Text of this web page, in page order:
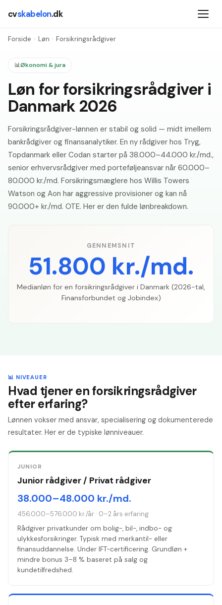
cvskabelon.dk
Forside › Løn › Forsikringsrådgiver
📊Økonomi & jura
Løn for forsikringsrådgiver i
Danmark 2026
Forsikringsrådgiver-lønnen er stabil og solid — midt imellem
bankrådgiver og finansanalytiker. En ny rådgiver hos Tryg,
Topdanmark eller Codan starter på 38.000–44.000 kr./md.,
senior erhvervsrådgiver med porteføljeansvar når 60.000–
80.000 kr./md. Forsikringsmæglere hos Willis Towers
Watson og Aon har aggressive provisioner og kan nå
90.000+ kr./md. OTE. Her er den fulde lønbreakdown.
GENNEMSNIT
51.800 kr./md.
Medianløn for en forsikringsrådgiver i Danmark (2026-tal,
Finansforbundet og Jobindex)
📊 NIVEAUER
Hvad tjener en forsikringsrådgiver
efter erfaring?
Lønnen vokser med ansvar, specialisering og dokumenterede
resultater. Her er de typiske lønniveauer.
JUNIOR
Junior rådgiver / Privat rådgiver
38.000–48.000 kr./md.
456.000–576.000 kr./år · 0–2 års erfaring
Rådgiver privatkunder om bolig-, bil-, indbo- og
ulykkesforsikringer. Typisk med merkantil- eller
finansuddannelse. Under IFT-certificering. Grundløn +
mindre bonus 3–8 % baseret på salg og
kundetilfredshed.